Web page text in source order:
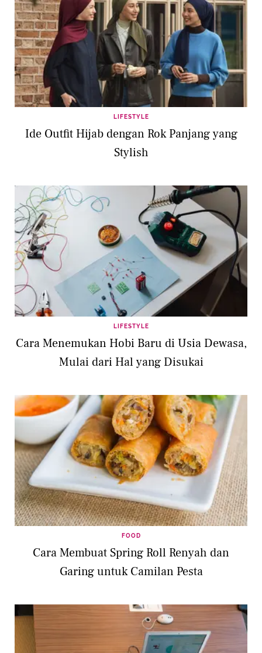
LIFESTYLE
Ide Outfit Hijab dengan Rok Panjang yang
Stylish
LIFESTYLE
Cara Menemukan Hobi Baru di Usia Dewasa,
Mulai dari Hal yang Disukai
FOOD
Cara Membuat Spring Roll Renyah dan
Garing untuk Camilan Pesta